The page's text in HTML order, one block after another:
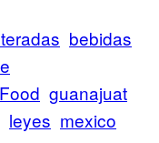
bebidas
Food guanajuat
leyes mexico